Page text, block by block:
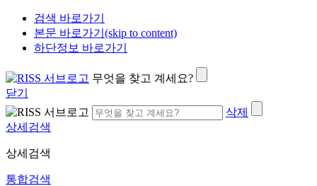
검색 바로가기
본문 바로가기(skip to content)
하단정보 바로가기
무엇을 찾고 계세요?
닫기
삭제
상세검색
상세검색
통합검색